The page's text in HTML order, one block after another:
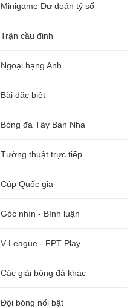
Minigame Dự đoán tỷ số
Trận cầu đinh
Ngoại hạng Anh
Bài đặc biệt
Bóng đá Tây Ban Nha
Tường thuật trực tiếp
Cúp Quốc gia
Góc nhìn - Bình luận
V-League - FPT Play
Các giải bóng đá khác
Đội bóng nổi bật